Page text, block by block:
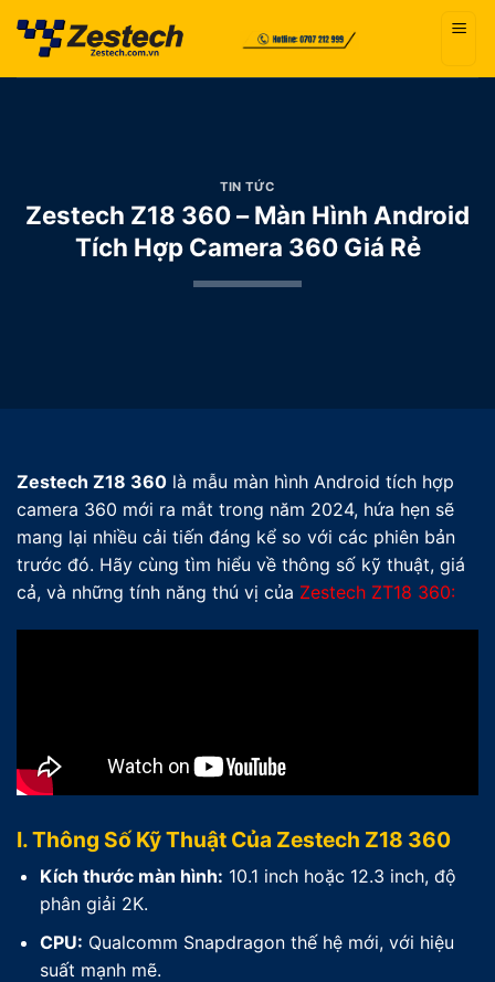
qua
TIN TỨC
Zestech Z18 360 – Màn Hình Android
Tích Hợp Camera 360 Giá Rẻ
Zestech Z18 360 là mẫu màn hình Android tích hợp
camera 360 mới ra mắt trong năm 2024, hứa hẹn sẽ
mang lại nhiều cải tiến đáng kể so với các phiên bản
trước đó. Hãy cùng tìm hiểu về thông số kỹ thuật, giá
cả, và những tính năng thú vị của Zestech ZT18 360:
I. Thông Số Kỹ Thuật Của Zestech Z18 360
Kích thước màn hình: 10.1 inch hoặc 12.3 inch, độ
phân giải 2K.
CPU: Qualcomm Snapdragon thế hệ mới, với hiệu
suất mạnh mẽ.